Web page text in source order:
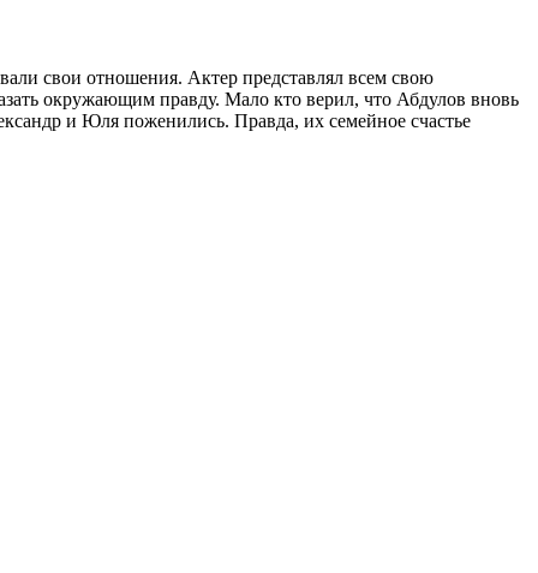
свои отношения. Актер представлял всем свою
окружающим правду. Мало кто верил, что Абдулов вновь
и Юля поженились. Правда, их семейное счастье